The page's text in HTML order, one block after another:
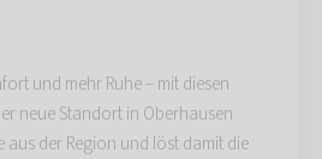
und mehr Ruhe – mit diesen
neue Standort in Oberhausen
aus der Region und löst damit die